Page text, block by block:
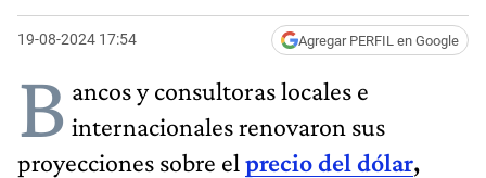
19-08-2024 17:54 Agregar PERFIL en Google
B ancos y consultoras locales e
internacionales renovaron sus
proyecciones sobre el precio del dólar,